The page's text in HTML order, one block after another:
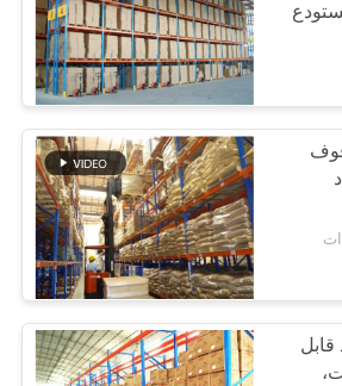
الاجهاد
cantilever
قابل